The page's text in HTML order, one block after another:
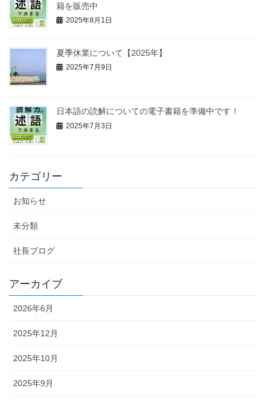
籍を販売中
2025年8月1日
夏季休業について【2025年】
2025年7月9日
日本語の読解についての電子書籍を準備中です！
2025年7月3日
カテゴリー
お知らせ
未分類
社長ブログ
アーカイブ
2026年6月
2025年12月
2025年10月
2025年9月